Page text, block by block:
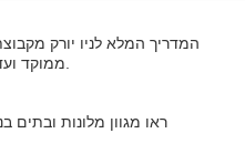
ראו מגוון מלונות ובתים